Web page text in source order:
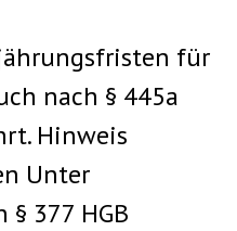
für
nach § 445a
Hinweis
Unter
377 HGB